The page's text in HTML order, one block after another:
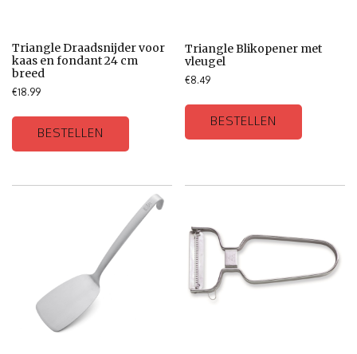
Triangle Draadsnijder voor
kaas en fondant 24 cm
breed
€18.99
BESTELLEN
Triangle Blikopener met
vleugel
€8.49
BESTELLEN